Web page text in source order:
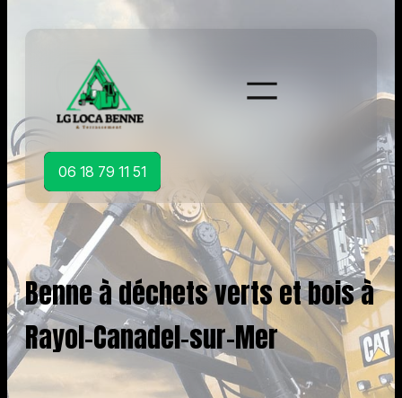
06 18 79 11 51
Benne à déchets verts et bois à
Rayol-Canadel-sur-Mer